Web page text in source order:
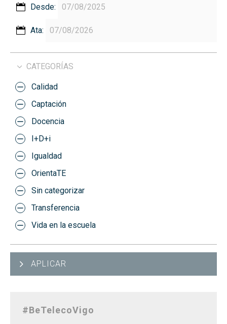
Desde:
Ata:
CATEGORÍAS
Calidad
Captación
Docencia
I+D+i
Igualdad
OrientaTE
Sin categorizar
Transferencia
Vida en la escuela
APLICAR
#BeTelecoVigo